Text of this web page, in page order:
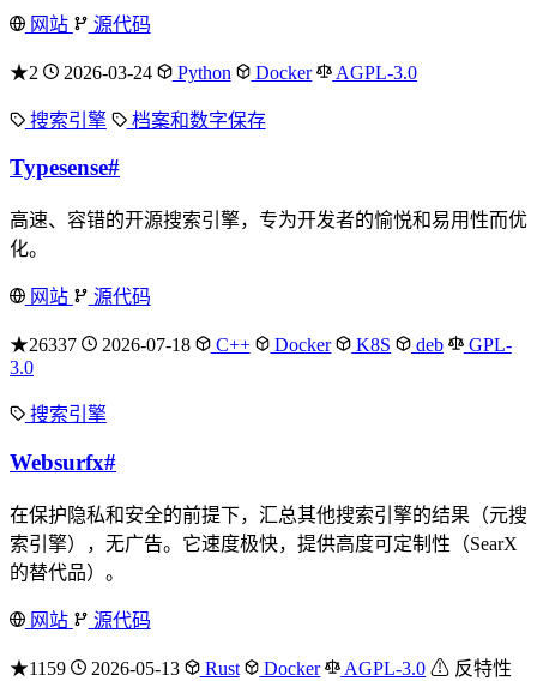
网站 源代码
★2 2026-03-24 Python Docker AGPL-3.0
搜索引擎 档案和数字保存
Typesense#
高速、容错的开源搜索引擎，专为开发者的愉悦和易用性而优
化。
网站 源代码
★26337 2026-07-18 C++ Docker K8S deb
GPL-
3.0
搜索引擎
Websurfx#
在保护隐私和安全的前提下，汇总其他搜索引擎的结果（元搜
索引擎），无广告。它速度极快，提供高度可定制性（SearX
的替代品）。
网站 源代码
★1159 2026-05-13 Rust Docker AGPL-3.0 ⚠ 反特性